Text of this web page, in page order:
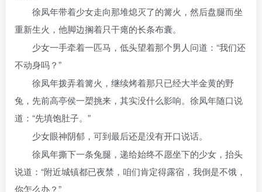
徐凤年带着少女走向那堆熄灭了的篝火，然后盘腿而坐
重新生火，他脚边搁着只干瘪的长条布囊。
少女一手牵着一匹马，低头望着那个男人问道：“我们还
不动身吗？”
徐凤年拨弄着篝火，继续烤着那只已经大半金黄的野
兔，先前高亭侯一槊挑来，其实没什么影响。徐凤年随口说
道：“先填饱肚子。”
少女眼神阴郁，可到最后还是没有开口说话。
徐凤年撕下一条兔腿，递给始终不愿坐下的少女，抬头
说道：“附近城镇都已夜禁，咱们肯定得露宿，我倒是不饿，
你怎么办？”